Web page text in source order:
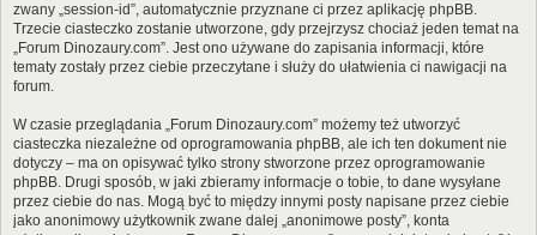
zwany „session-id”, automatycznie przyznane ci przez aplikację phpBB.
Trzecie ciasteczko zostanie utworzone, gdy przejrzysz chociaż jeden temat na
„Forum Dinozaury.com”. Jest ono używane do zapisania informacji, które
tematy zostały przez ciebie przeczytane i służy do ułatwienia ci nawigacji na
forum.
W czasie przeglądania „Forum Dinozaury.com” możemy też utworzyć
ciasteczka niezależne od oprogramowania phpBB, ale ich ten dokument nie
dotyczy – ma on opisywać tylko strony stworzone przez oprogramowanie
phpBB. Drugi sposób, w jaki zbieramy informacje o tobie, to dane wysyłane
przez ciebie do nas. Mogą być to między innymi posty napisane przez ciebie
jako anonimowy użytkownik zwane dalej „anonimowe posty”, konta